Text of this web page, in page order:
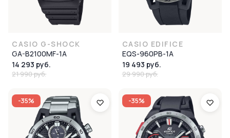
CASIO G-SHOCK
GA-B2100MF-1A
14 293 руб.
21 990 руб.
CASIO EDIFICE
EQS-960PB-1A
19 493 руб.
29 990 руб.
-35% -35%